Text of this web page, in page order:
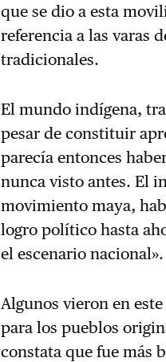
que se dio a esta
referencia a las varas
tradicionales.
El mundo indígena,
pesar de constituir
parecía entonces
nunca visto antes. El
movimiento maya,
logro político hasta
el escenario nacional».
Algunos vieron en
para los pueblos
constata que fue más